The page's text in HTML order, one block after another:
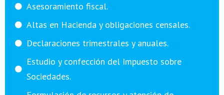
Asesoramiento fiscal.
Altas en Hacienda y obligaciones censales.
Declaraciones trimestrales y anuales.
Estudio y confección del Impuesto sobre
Sociedades.